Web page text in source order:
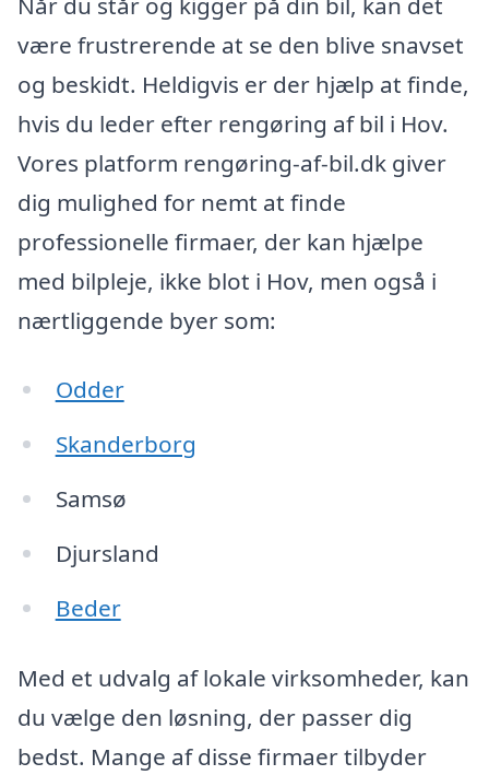
være frustrerende at se den blive snavset
og beskidt. Heldigvis er der hjælp at finde,
hvis du leder efter rengøring af bil i Hov.
Vores platform rengøring-af-bil.dk giver
dig mulighed for nemt at finde
professionelle firmaer, der kan hjælpe
med bilpleje, ikke blot i Hov, men også i
nærtliggende byer som:
Odder
Skanderborg
Samsø
Djursland
Beder
Med et udvalg af lokale virksomheder, kan
du vælge den løsning, der passer dig
bedst. Mange af disse firmaer tilbyder